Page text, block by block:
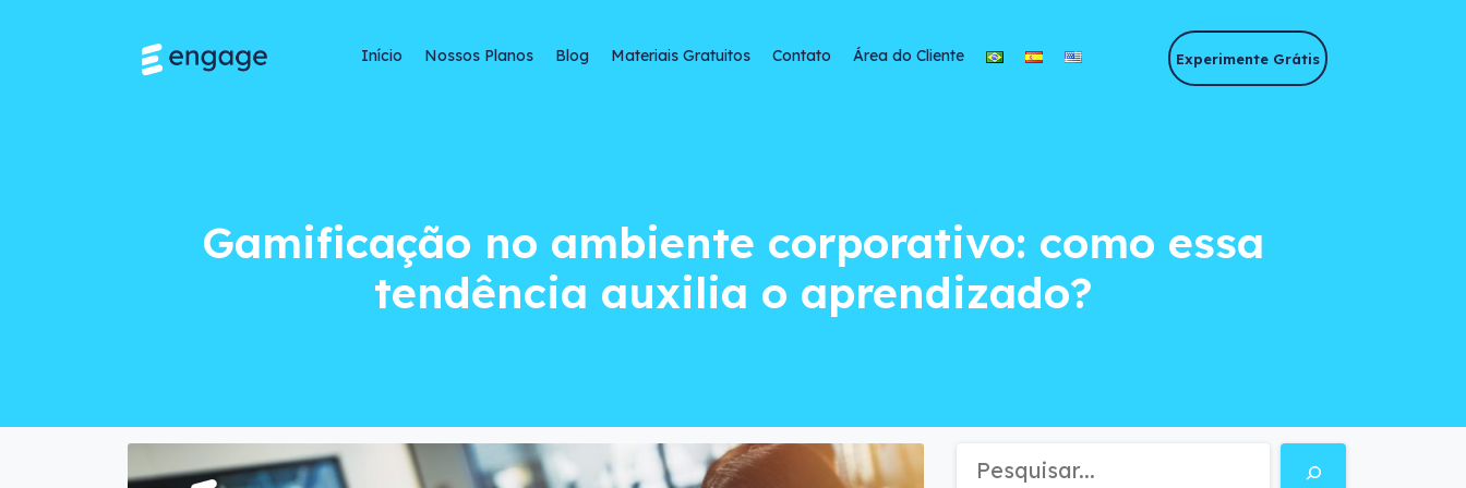
Início Nossos Planos Blog Materiais Gratuitos Contato Área do Cliente Experimente Grátis
Gamificação no ambiente corporativo: como essa
tendência auxilia o aprendizado?